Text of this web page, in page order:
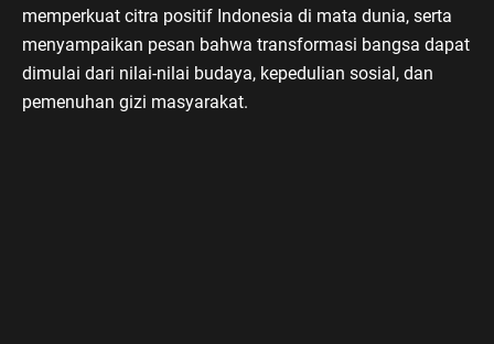
memperkuat citra positif Indonesia di mata dunia, serta
menyampaikan pesan bahwa transformasi bangsa dapat
dimulai dari nilai-nilai budaya, kepedulian sosial, dan
pemenuhan gizi masyarakat.